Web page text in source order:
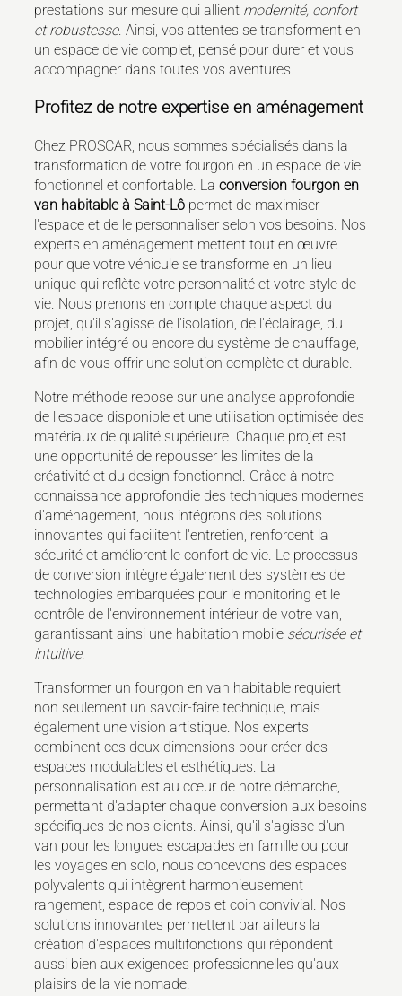
prestations sur mesure qui allient modernité, confort
et robustesse. Ainsi, vos attentes se transforment en
un espace de vie complet, pensé pour durer et vous
accompagner dans toutes vos aventures.
Profitez de notre expertise en aménagement
Chez PROSCAR, nous sommes spécialisés dans la
transformation de votre fourgon en un espace de vie
fonctionnel et confortable. Laconversion fourgon en
van habitable à Saint-Lô permet de maximiser
l'espace et de le personnaliser selon vos besoins. Nos
experts en aménagement mettent tout en œuvre
pour que votre véhicule se transforme en un lieu
unique qui reflète votre personnalité et votre style de
vie. Nous prenons en compte chaque aspect du
projet, qu'il s'agisse de l'isolation, de l'éclairage, du
mobilier intégré ou encore du système de chauffage,
afin de vous offrir une solution complète et durable.
Notre méthode repose sur une analyse approfondie
de l'espace disponible et une utilisation optimisée des
matériaux de qualité supérieure. Chaque projet est
une opportunité de repousser les limites de la
créativité et du design fonctionnel. Grâce à notre
connaissance approfondie des techniques modernes
d'aménagement, nous intégrons des solutions
innovantes qui facilitent l'entretien, renforcent la
sécurité et améliorent le confort de vie. Le processus
de conversion intègre également des systèmes de
technologies embarquées pour le monitoring et le
contrôle de l'environnement intérieur de votre van,
garantissant ainsi une habitation mobile sécurisée et
intuitive.
Transformer un fourgon en van habitable requiert
non seulement un savoir-faire technique, mais
également une vision artistique. Nos experts
combinent ces deux dimensions pour créer des
espaces modulables et esthétiques. La
personnalisation est au cœur de notre démarche,
permettant d'adapter chaque conversion aux besoins
spécifiques de nos clients. Ainsi, qu'il s'agisse d'un
van pour les longues escapades en famille ou pour
les voyages en solo, nous concevons des espaces
polyvalents qui intègrent harmonieusement
rangement, espace de repos et coin convivial. Nos
solutions innovantes permettent par ailleurs la
création d'espaces multifonctions qui répondent
aussi bien aux exigences professionnelles qu'aux
plaisirs de la vie nomade.